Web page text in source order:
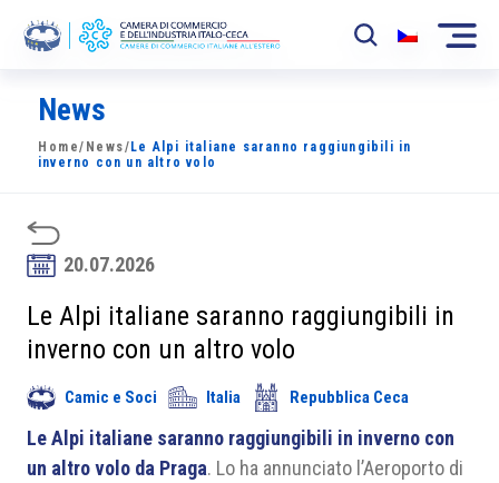
La Camera
News
Sviluppo Mercato
Soci
Partner
Progetti
Area riservata
News
Home/ News/ Le Alpi italiane saranno raggiungibili in
inverno con un altro volo
20.07.2026
Le Alpi italiane saranno raggiungibili in
inverno con un altro volo
Camic e Soci Italia Repubblica Ceca
Le Alpi italiane saranno raggiungibili in inverno con
un altro volo da Praga. Lo ha annunciato l’Aeroporto di